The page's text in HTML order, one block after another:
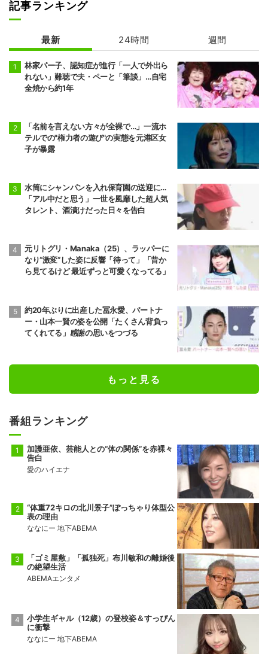
記事ランキング
最新 24時間 週間
林家パー子、認知症が進行「一人で外出ら
れない」難聴で夫・ペーと「筆談」…自宅
全焼から約1年
「名前を言えない方々が全裸で…」一流ホ
テルでの"権力者の遊び"の実態を元港区女
子が暴露
水筒にシャンパンを入れ保育園の送迎に…
「アル中だと思う」一世を風靡した超人気
タレント、酒漬けだった日々を告白
元リトグリ・Manaka（25）、ラッパーに
なり“激変”した姿に反響「待って」「昔か
ら見てるけど 最近ずっと可愛くなってる」
約20年ぶりに出産した冨永愛、パートナ
ー・山本一賢の姿を公開「たくさん背負っ
てくれてる」感謝の思いをつづる
もっと見る
番組ランキング
加護亜依、芸能人との“体の関係”を赤裸々
告白
愛のハイエナ
“体重72キロの北川景子”ぽっちゃり体型公
表の理由
ななにー 地下ABEMA
「ゴミ屋敷」「孤独死」布川敏和の離婚後
の絶望生活
ABEMAエンタメ
小学生ギャル（12歳）の登校姿＆すっぴん
に衝撃
ななにー 地下ABEMA